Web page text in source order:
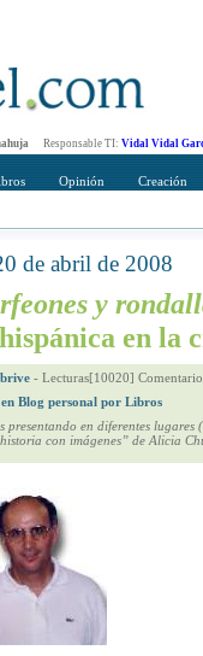
Responsable TI: Vidal Vidal
Opinión Creación
de abril de 2008
y
en la
- Lecturas[10020]
Blog personal por Libros
presentando en diferentes
con imágenes” de Alicia